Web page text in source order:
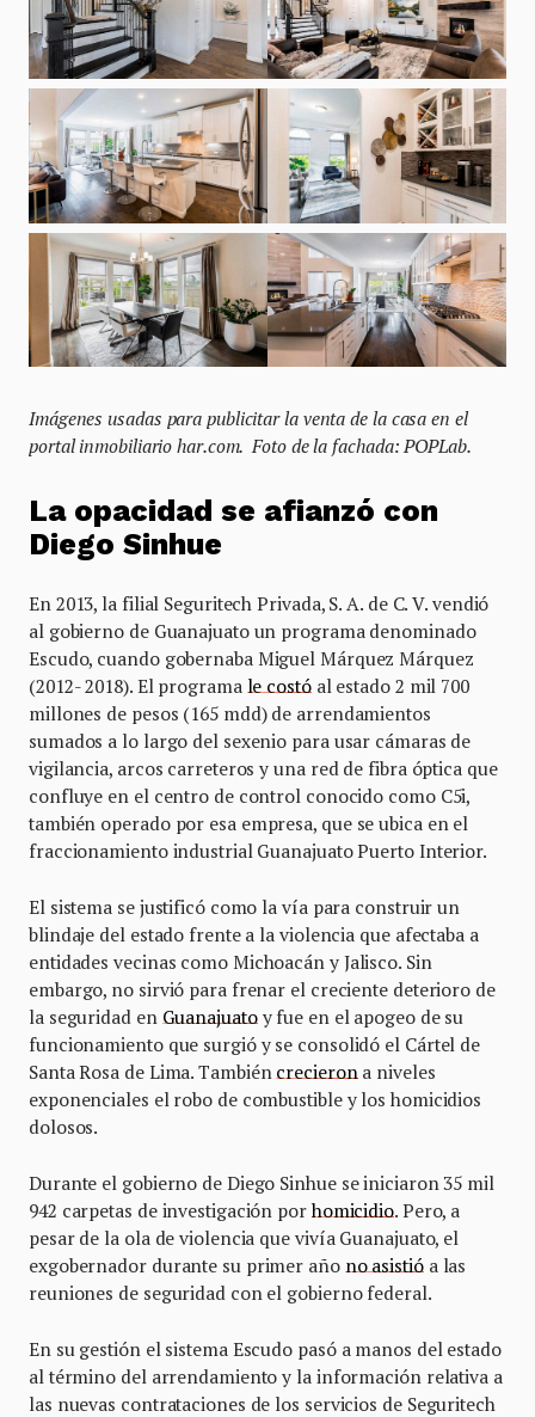
Imágenes usadas para publicitar la venta de la casa en el
portal inmobiliario har.com. Foto de la fachada: POPLab.
La opacidad se afianzó con
Diego Sinhue
En 2013, la filial Seguritech Privada, S. A. de C. V. vendió
al gobierno de Guanajuato un programa denominado
Escudo, cuando gobernaba Miguel Márquez Márquez
(2012- 2018). El programa le costóal estado 2 mil 700
millones de pesos (165 mdd) de arrendamientos
sumados a lo largo del sexenio para usar cámaras de
vigilancia, arcos carreteros y una red de fibra óptica que
confluye en el centro de control conocido como C5i,
también operado por esa empresa, que se ubica en el
fraccionamiento industrial Guanajuato Puerto Interior.
El sistema se justificó como la vía para construir un
blindaje del estado frente a la violencia que afectaba a
entidades vecinas como Michoacán y Jalisco. Sin
embargo, no sirvió para frenar el creciente deterioro de
la seguridad en Guanajuatoy fue en el apogeo de su
funcionamiento que surgió y se consolidó el Cártel de
Santa Rosa de Lima. También crecieron a niveles
exponenciales el robo de combustible y los homicidios
dolosos.
Durante el gobierno de Diego Sinhue se iniciaron 35 mil
942 carpetas de investigación por homicidio. Pero, a
pesar de la ola de violencia que vivía Guanajuato, el
exgobernador durante su primer año no asistióa las
reuniones de seguridad con el gobierno federal.
En su gestión el sistema Escudo pasó a manos del estado
al término del arrendamiento y la información relativa a
las nuevas contrataciones de los servicios de Seguritech